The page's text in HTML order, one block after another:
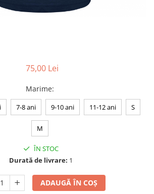
75,00 Lei
Marime:
7-8 ani 9-10 ani 11-12 ani S
M
ÎN STOC
Durată de livrare: 1
ADAUGĂ ÎN COȘ